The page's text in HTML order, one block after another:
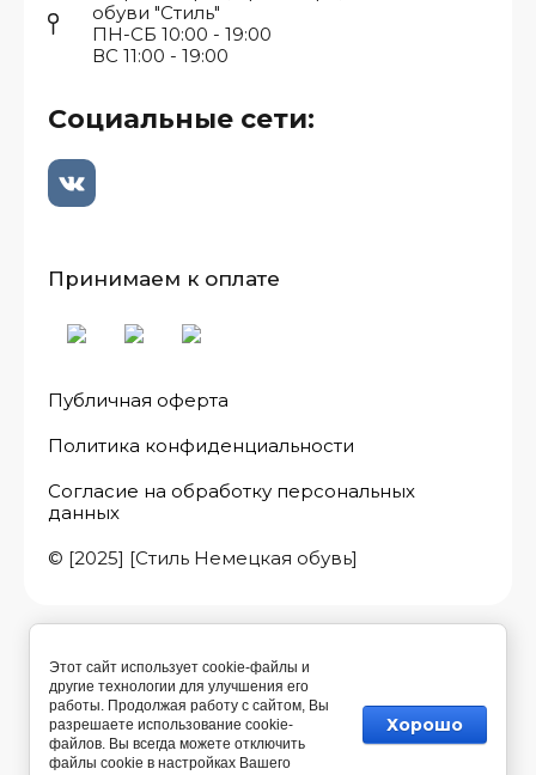
Публичная оферта
Политика конфиденциальности
Согласие на обработку персональных
данных
© [2025] [Стиль Немецкая обувь]
обуви "Стиль"
ПН-СБ 10:00 - 19:00
ВС 11:00 - 19:00
Социальные сети:
Принимаем к оплате
Этот сайт использует cookie-файлы и
другие технологии для улучшения его
работы. Продолжая работу с сайтом, Вы
разрешаете использование cookie-
файлов. Вы всегда можете отключить
файлы cookie в настройках Вашего
Хорошо